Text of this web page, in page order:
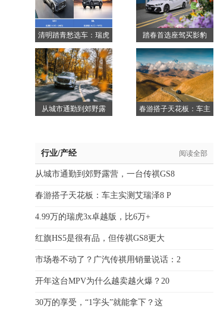
清明踏青愁选车：瑞虎
9X
踏春首选座驾买影豹
从城市通勤到郊野露
春游搭子天花板：车主
行业/产经 阅读全部
从城市通勤到郊野露营，一台传祺GS8
春游搭子天花板：车主实测艾瑞泽8 P
4.99万的瑞虎3x卓越版，比6万+
红旗HS5是很有品，但传祺GS8更大
市场卷不动了？广汽传祺用销量说话：2
开年这台MPV为什么越卖越火爆？20
30万的享受，“1字头”就能拿下？这